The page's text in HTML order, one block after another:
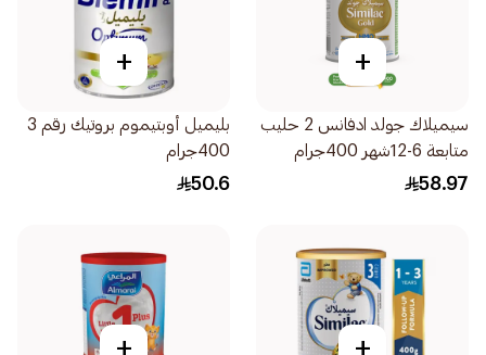
+
سيميلاك جولد ادفانس 2 حليب
متابعة 6-12شهر 400جرام
58.97
+
بليميل أوبتيموم بروتيك رقم 3
400جرام
50.6
+
+